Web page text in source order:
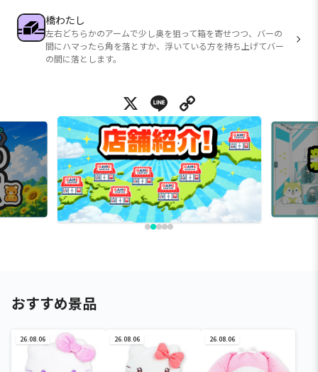
橋わたし
左右どちらかのアームで少し奥を狙って箱を寄せつつ、バーの
間にハマったら角を落とすか、浮いている方を持ち上げてバー
の間に落とします。
X Line
おすすめ景品
26.08.06 26.08.06 26.08.06